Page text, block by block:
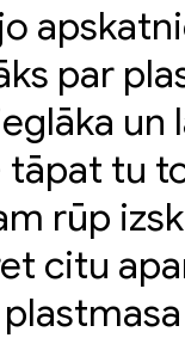
par
un
tāpat tu
rūp
citu